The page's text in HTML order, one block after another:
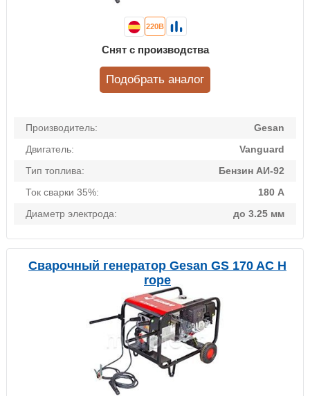
Производитель:
Gesan
Двигатель:
Vanguard
Тип топлива:
Бензин АИ-92
Ток сварки 35%:
180 А
Диаметр электрода:
до 3.25 мм
220В
Снят с производства
Подобрать аналог
Сварочный генератор Gesan GS 170 AC H
rope